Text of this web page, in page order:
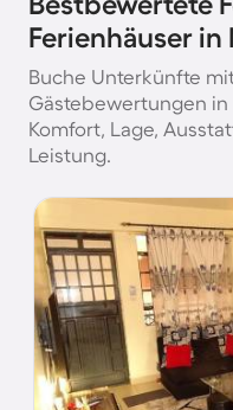
Ferienhäuser in
Buche Unterkünfte
Gästebewertungen
Komfort, Lage,
Leistung.